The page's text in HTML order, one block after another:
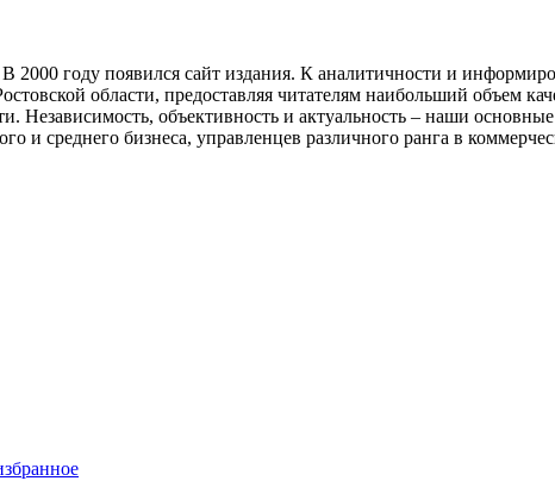
году появился сайт издания. К аналитичности и
области, предоставляя читателям наибольший объем
Независимость, объективность и актуальность – наши
среднего бизнеса, управленцев различного ранга в